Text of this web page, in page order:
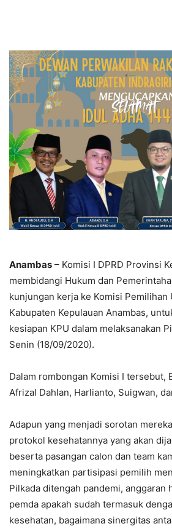
Anambas – Komisi I DPRD Provinsi
membidangi Hukum dan
kunjungan kerja ke Komisi Pemilihan
Kabupaten Kepulauan Anambas,
kesiapan KPU dalam melaksanakan
Senin (18/09/2020).
Dalam rombongan Komisi I tersebut,
Afrizal Dahlan, Harlianto, Suigwan,
Adapun yang menjadi sorotan
protokol kesehatannya yang akan
beserta pasangan calon dan team
meningkatkan partisipasi pemilih
Pilkada ditengah pandemi, anggaran
pemda apakah sudah termasuk
kesehatan, bagaimana sinergitas